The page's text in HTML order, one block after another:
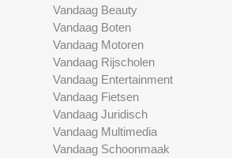
Vandaag Beauty
Vandaag Boten
Vandaag Motoren
Vandaag Rijscholen
Vandaag Entertainment
Vandaag Fietsen
Vandaag Juridisch
Vandaag Multimedia
Vandaag Schoonmaak